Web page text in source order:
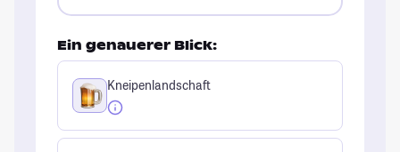
Ein genauerer Blick:
Kneipenlandschaft